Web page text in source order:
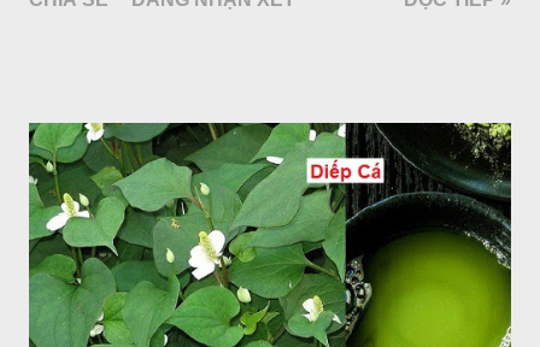
quanh có 3-5 mấu lồi; vỏ củ màu nâu, thịt trắng vàng và cứng.
một mo to màu đỏ xanh có đốm trắng, mặt trong màu đỏ thẫm,
bao lấy một bong mo là một trục mang phần hoa cái ở dưới,
phần hoa đực ở trên. Khoai nưa phân bố ở Ấn độ, Myanma,
Trung quốc, Việt nam, Campuchia, Malaixia, Inđônêxia,
Philippin. Ở nước ta, khoai nưa mọc hoang rải rác ở khắp các
vùng rừng núi, được bà con nhiều địa phương đem về trồng từ